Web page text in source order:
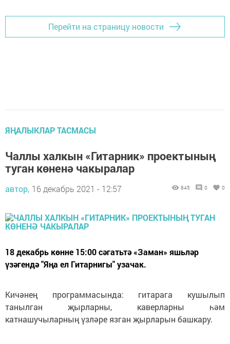
Перейти на страницу новости
ЯҢАЛЫКЛАР ТАСМАСЫ
Чаллы халкын «Гитарник» проектының
туган көненә чакыралар
автор, 16 декабрь 2021 - 12:57 845 0 0
18 декабрь көнне 15:00 сәгатьтә «Заман» яшьләр
үзәгендә "Яңа ел Гитарнигы" узачак.
Кичәнең программасында: гитарага кушылып
танылган җырларны, каверларны һәм
катнашучыларның үзләре язган җырларын башкару.